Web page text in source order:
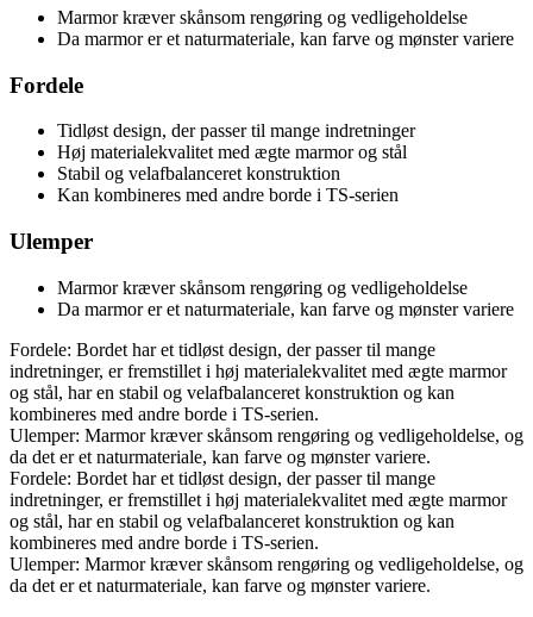
Marmor kræver skånsom rengøring og vedligeholdelse
Da marmor er et naturmateriale, kan farve og mønster variere
Fordele
Tidløst design, der passer til mange indretninger
Høj materialekvalitet med ægte marmor og stål
Stabil og velafbalanceret konstruktion
Kan kombineres med andre borde i TS-serien
Ulemper
Marmor kræver skånsom rengøring og vedligeholdelse
Da marmor er et naturmateriale, kan farve og mønster variere
Fordele: Bordet har et tidløst design, der passer til mange
indretninger, er fremstillet i høj materialekvalitet med ægte marmor
og stål, har en stabil og velafbalanceret konstruktion og kan
kombineres med andre borde i TS-serien.
Ulemper: Marmor kræver skånsom rengøring og vedligeholdelse, og
da det er et naturmateriale, kan farve og mønster variere.
Fordele: Bordet har et tidløst design, der passer til mange
indretninger, er fremstillet i høj materialekvalitet med ægte marmor
og stål, har en stabil og velafbalanceret konstruktion og kan
kombineres med andre borde i TS-serien.
Ulemper: Marmor kræver skånsom rengøring og vedligeholdelse, og
da det er et naturmateriale, kan farve og mønster variere.